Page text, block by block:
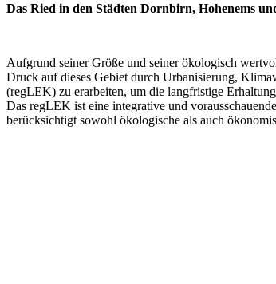
Das Ried in den Städten Dornbirn, Hohenems
Aufgrund seiner Größe und seiner ökologisch
Druck auf dieses Gebiet durch Urbanisierung,
(regLEK) zu erarbeiten, um die langfristige
Das regLEK ist eine integrative und
berücksichtigt sowohl ökologische als auch